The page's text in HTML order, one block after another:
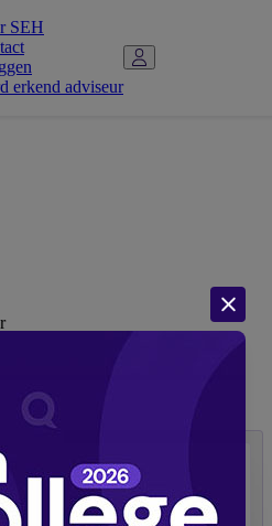
SEH
erkend adviseur